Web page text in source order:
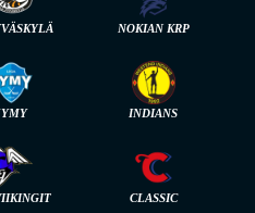
NOKIAN KRP
INDIANS
CLASSIC